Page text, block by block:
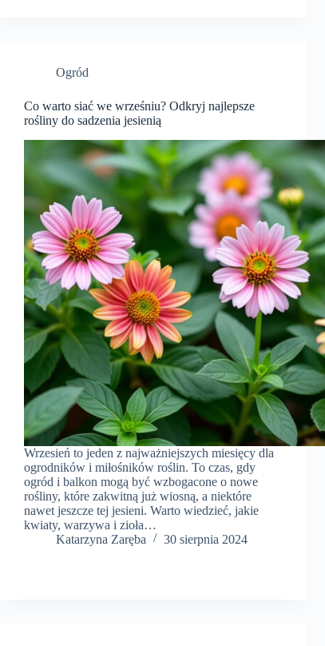
Ogród
Co warto siać we wrześniu? Odkryj najlepsze
rośliny do sadzenia jesienią
Wrzesień to jeden z najważniejszych miesięcy dla
ogrodników i miłośników roślin. To czas, gdy
ogród i balkon mogą być wzbogacone o nowe
rośliny, które zakwitną już wiosną, a niektóre
nawet jeszcze tej jesieni. Warto wiedzieć, jakie
kwiaty, warzywa i zioła…
Katarzyna Zaręba
30 sierpnia 2024